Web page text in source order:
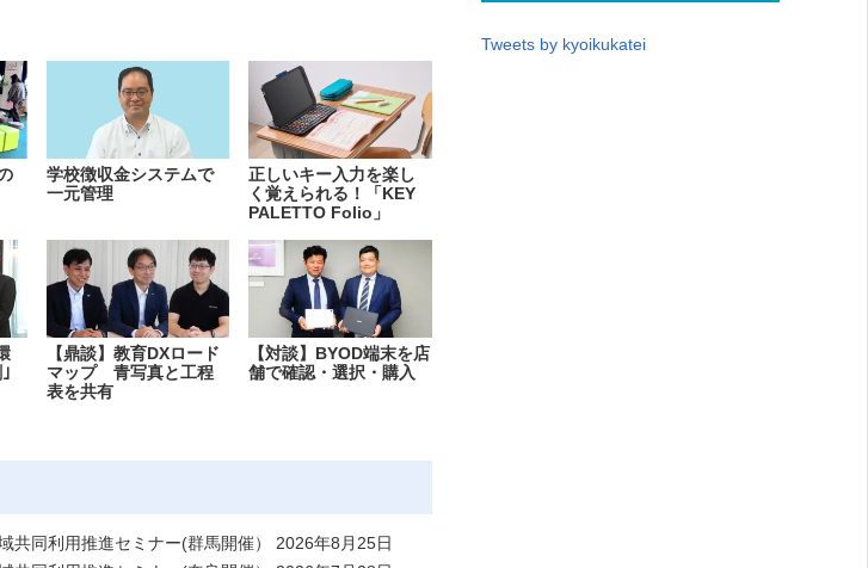
学校徴収金システムで
一元管理
正しいキー入力を楽し
く覚えられる！「KEY
PALETTO Folio」
【鼎談】教育DXロード
マップ 青写真と工程
表を共有
【対談】BYOD端末を店
舗で確認・選択・購入
共同利用推進セミナー(群馬開催） 2026年8月25日
Tweets by kyoikukatei